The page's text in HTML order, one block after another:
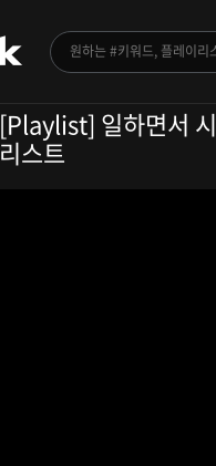
[Playlist] 일하면서
리스트